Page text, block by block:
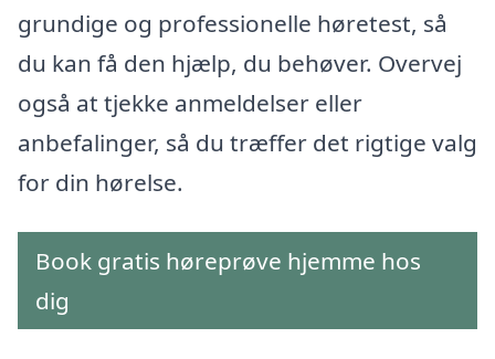
grundige og professionelle høretest, så
du kan få den hjælp, du behøver. Overvej
også at tjekke anmeldelser eller
anbefalinger, så du træffer det rigtige valg
for din hørelse.
Book gratis høreprøve hjemme hos
dig